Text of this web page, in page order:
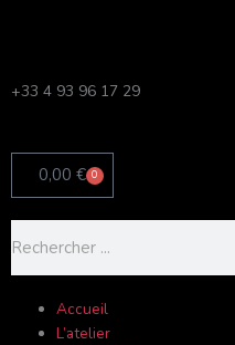
+33 4 93 96 17 29
0,00 € 0
Panier
Accueil
L’atelier